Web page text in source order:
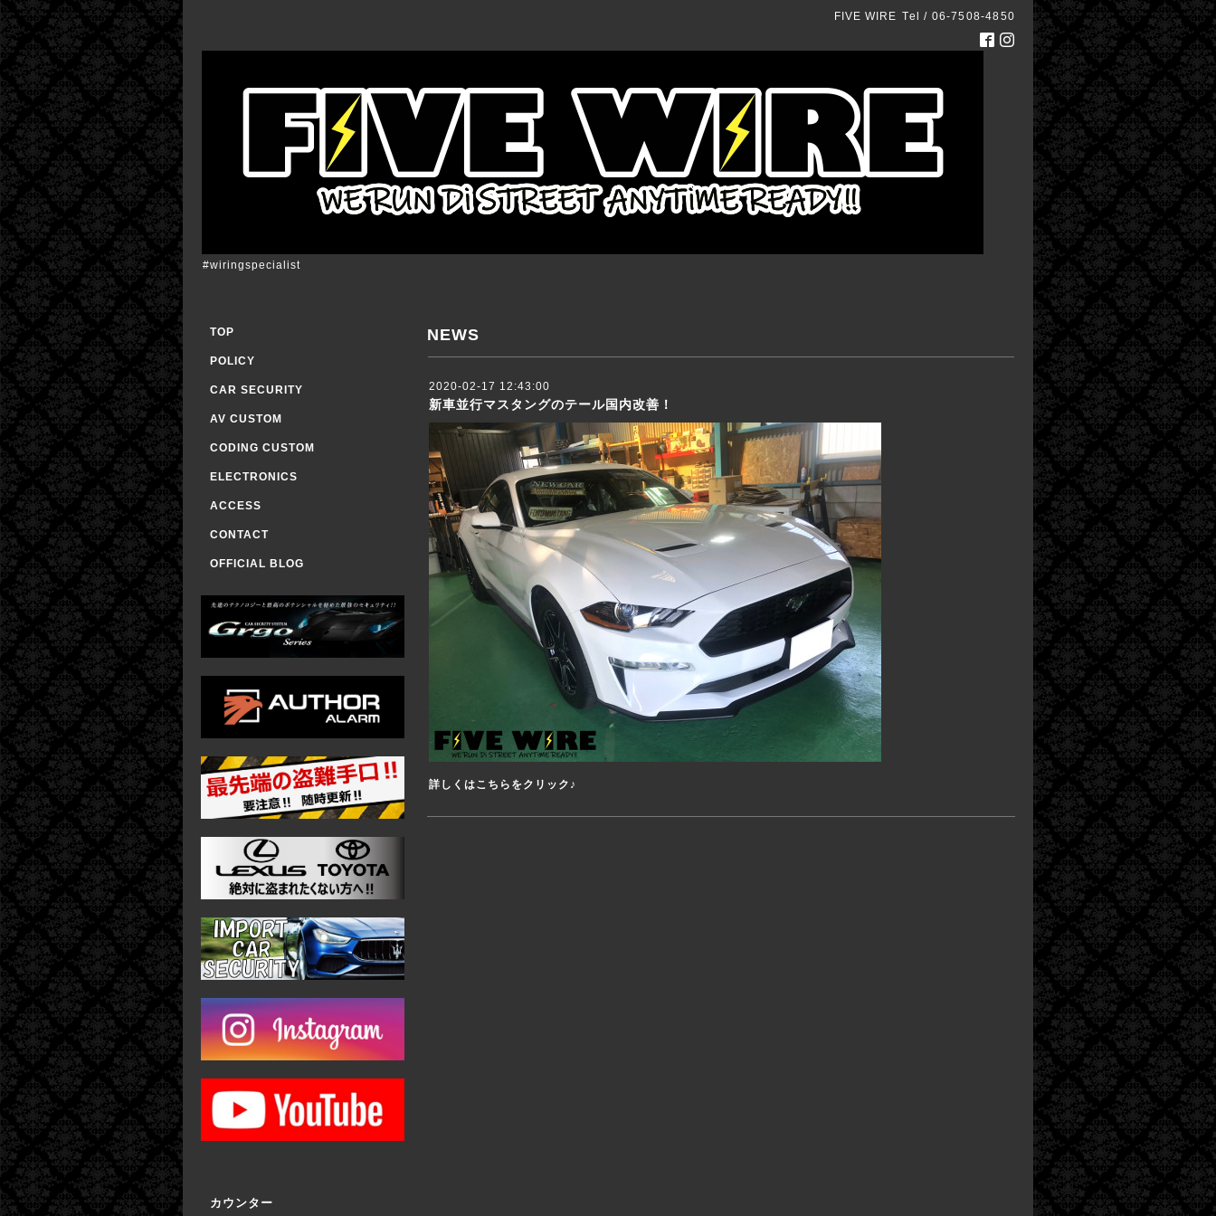
FIVE WIRE Tel / 06-7508-4850
#wiringspecialist
NEWS
2020-02-17 12:43:00
新車並行マスタングのテール国内改善！
詳しくはこちらをクリック♪
TOP
POLICY
CAR SECURITY
AV CUSTOM
CODING CUSTOM
ELECTRONICS
ACCESS
CONTACT
OFFICIAL BLOG
カウンター